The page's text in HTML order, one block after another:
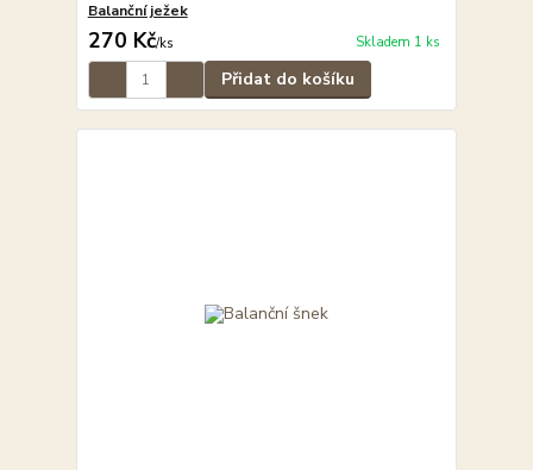
Balanční ježek
270 Kč/ks Skladem 1 ks
Přidat do košíku